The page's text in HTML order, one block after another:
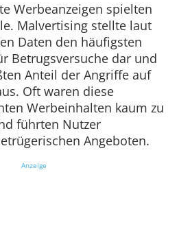
Werbeanzeigen spielten
Malvertising stellte laut
Daten den häufigsten
Betrugsversuche dar und
Anteil der Angriffe auf
Oft waren diese
Werbeinhalten kaum zu
führten Nutzer
Angeboten.
Anzeige